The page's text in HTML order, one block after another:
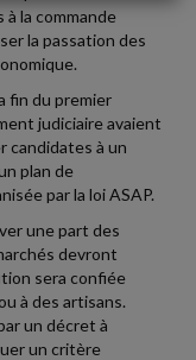
la commande
la passation des
fin du premier
judiciaire avaient
candidates à un
plan de
par la loi ASAP.
une part des
devront
sera confiée
à des artisans.
un décret à
un critère